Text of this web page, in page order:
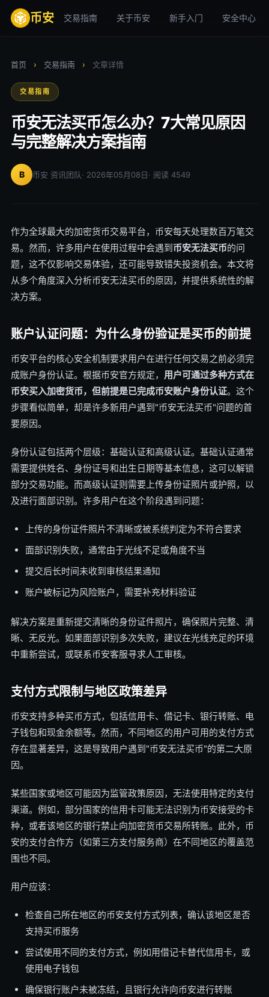
币安 交易指南 关于币安 新手入门 安全中心
首页 › 交易指南 › 文章详情
交易指南
币安无法买币怎么办？7大常见原因
与完整解决方案指南
B 币安 资讯团队· 2026年05月08日· 阅读 4549
作为全球最大的加密货币交易平台，币安每天处理数百万笔交
易。然而，许多用户在使用过程中会遇到币安无法买币的问
题，这不仅影响交易体验，还可能导致错失投资机会。本文将
从多个角度深入分析币安无法买币的原因，并提供系统性的解
决方案。
账户认证问题：为什么身份验证是买币的前提
币安平台的核心安全机制要求用户在进行任何交易之前必须完
成账户身份认证。根据币安官方规定， 用户可通过多种方式在
币安买入加密货币，但前提是已完成币安账户身份认证。这个
步骤看似简单，却是许多新用户遇到"币安无法买币"问题的首
要原因。
身份认证包括两个层级：基础认证和高级认证。基础认证通常
需要提供姓名、身份证号和出生日期等基本信息，这可以解锁
部分交易功能。而高级认证则需要上传身份证照片或护照，以
及进行面部识别。许多用户在这个阶段遇到问题：
上传的身份证件照片不清晰或被系统判定为不符合要求
面部识别失败，通常由于光线不足或角度不当
提交后长时间未收到审核结果通知
账户被标记为风险账户，需要补充材料验证
解决方案是重新提交清晰的身份证件照片，确保照片完整、清
晰、无反光。如果面部识别多次失败，建议在光线充足的环境
中重新尝试，或联系币安客服寻求人工审核。
支付方式限制与地区政策差异
币安支持多种买币方式，包括信用卡、借记卡、银行转账、电
子钱包和现金余额等。然而，不同地区的用户可用的支付方式
存在显著差异，这是导致用户遇到"币安无法买币"的第二大原
因。
某些国家或地区可能因为监管政策原因，无法使用特定的支付
渠道。例如，部分国家的信用卡可能无法识别为币安接受的卡
种，或者该地区的银行禁止向加密货币交易所转账。此外，币
安的支付合作方（如第三方支付服务商）在不同地区的覆盖范
围也不同。
用户应该：
检查自己所在地区的币安支付方式列表，确认该地区是否
支持买币服务
尝试使用不同的支付方式，例如用借记卡替代信用卡，或
使用电子钱包
确保银行账户未被冻结，且银行允许向币安进行转账